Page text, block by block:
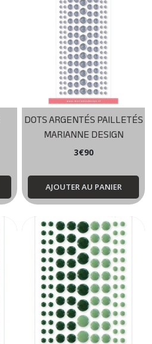
DOTS ARGENTÉS PAILLETÉS
MARIANNE DESIGN
3€90
AJOUTER AU PANIER